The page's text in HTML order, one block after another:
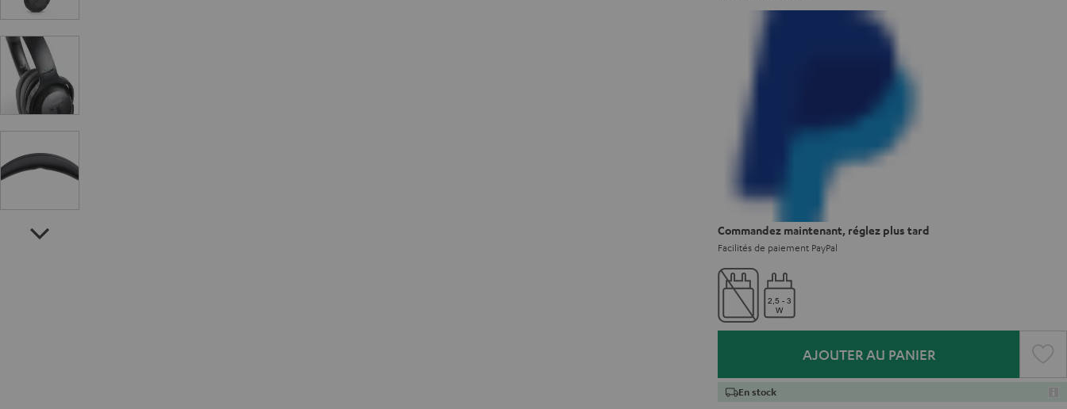
Commandez maintenant, réglez plus tard
Facilités de paiement PayPal
AJOUTER AU PANIER
En stock